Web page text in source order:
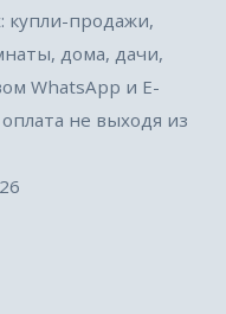
купли-продажи,
дома, дачи,
WhatsApp и E-
не выходя из